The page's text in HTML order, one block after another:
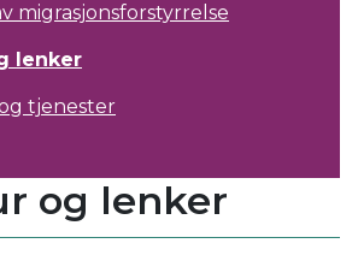
migrasjonsforstyrrelse
lenker
tjenester
og lenker